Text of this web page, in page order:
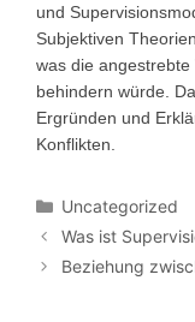
und
Subjektiven
was die
behindern würde.
Ergründen und
Konflikten.
Kategorien
Uncategorized
Was ist
Beziehung